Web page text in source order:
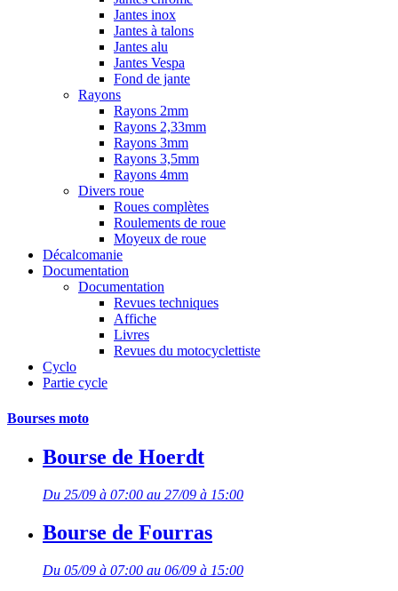
Jantes inox
Jantes à talons
Jantes alu
Jantes Vespa
Fond de jante
Rayons
Rayons 2mm
Rayons 2,33mm
Rayons 3mm
Rayons 3,5mm
Rayons 4mm
Divers roue
Roues complètes
Roulements de roue
Moyeux de roue
Décalcomanie
Documentation
Documentation
Revues techniques
Affiche
Livres
Revues du motocyclettiste
Cyclo
Partie cycle
Bourses moto
Bourse de Hoerdt
Du 25/09 à 07:00 au 27/09 à 15:00
Bourse de Fourras
Du 05/09 à 07:00 au 06/09 à 15:00